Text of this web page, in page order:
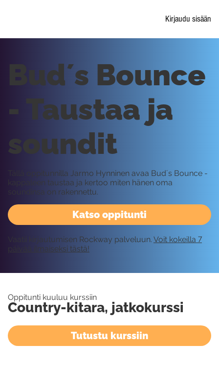
Kirjaudu sisään
Katso oppitunti
Bud´s Bounce
- Taustaa ja
soundit
Tällä oppitunnilla Jarmo Hynninen avaa Bud´s Bounce -
kappaleen taustaa ja kertoo miten hänen oma
soundinsa on rakennettu.
Vaatii kirjautumisen Rockway palveluun. Voit kokeilla 7
päivää ilmaiseksi tästä!
Oppitunti kuuluu kurssiin
Country-kitara, jatkokurssi
Tutustu kurssiin